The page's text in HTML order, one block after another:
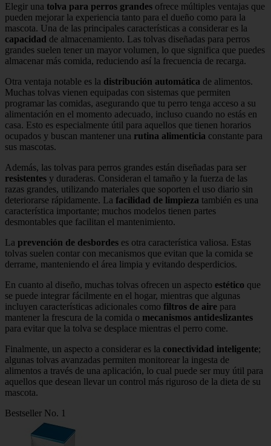
Elegir una tolva para perros grandes ofrece múltiples ventajas que
pueden mejorar la experiencia tanto para el dueño como para la
mascota. Una de las principales características a considerar es la
capacidad de almacenamiento. Las tolvas diseñadas para perros
grandes suelen tener un mayor volumen, lo que significa que puedes
almacenar más comida, reduciendo así la frecuencia de recarga.
Otra ventaja notable es la distribución automática de alimentos.
Muchas tolvas vienen equipadas con sistemas que permiten
programar las comidas, asegurando que tu perro tenga acceso a su
alimentación en el momento adecuado, incluso cuando no estás en
casa. Esto es especialmente útil para aquellos que tienen horarios
ocupados y buscan mantener una rutina alimenticia constante para
sus mascotas.
Además, las tolvas para perros grandes están diseñadas para ser
resistentes y duraderas. Consideran el tamaño y la fuerza de las
razas grandes, utilizando materiales que soporten el uso diario sin
deteriorarse rápidamente. La facilidad de limpieza también es una
característica importante; muchos modelos tienen partes
desmontables que facilitan el mantenimiento.
La prevención de desbordes es otra característica valiosa. Estas
tolvas suelen contar con mecanismos que evitan que la comida se
derrame, manteniendo el área limpia y evitando desperdicios.
En cuanto al diseño, muchas tolvas ofrecen un aspecto estético que
se puede integrar fácilmente en el hogar, mientras que algunas
incluyen características adicionales como filtros de aire para
mantener la frescura de la comida o mecanismos antideslizantes
para evitar que la tolva se desplace mientras el perro come.
Finalmente, un aspecto a considerar es la conectividad inteligente;
algunas tolvas avanzadas permiten monitorear la ingesta de
alimentos a través de una aplicación, lo cual puede ser muy útil para
aquellos que desean llevar un control más riguroso de la dieta de su
mascota.
Bestseller No. 1